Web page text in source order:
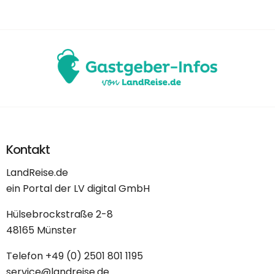
Kontakt
LandReise.de
ein Portal der LV digital GmbH
Hülsebrockstraße 2-8
48165 Münster
Telefon +49 (0) 2501 801 1195